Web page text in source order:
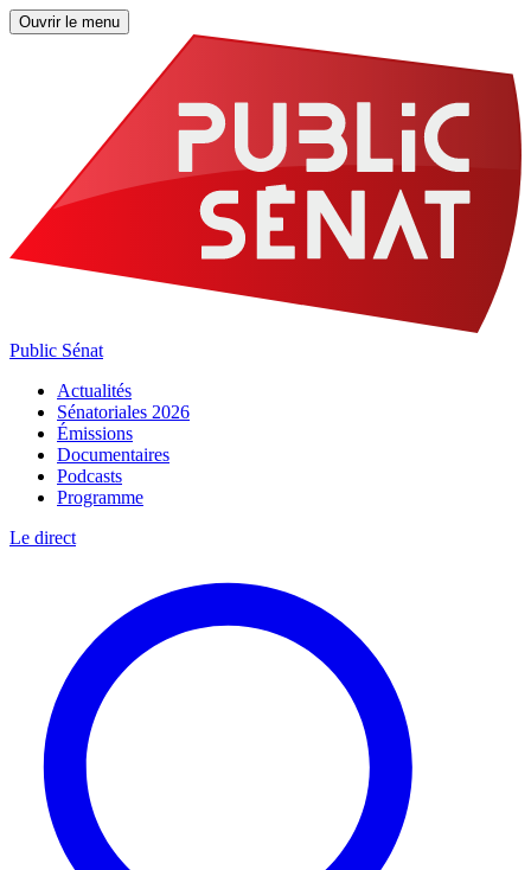
Ouvrir le menu
Public Sénat
Actualités
Sénatoriales 2026
Émissions
Documentaires
Podcasts
Programme
Le direct